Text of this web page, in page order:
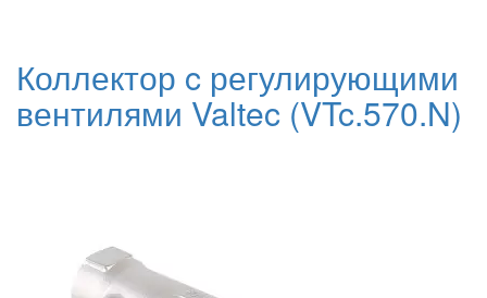
Коллектор c регулирующими
вентилями Valtec (VTc.570.N)